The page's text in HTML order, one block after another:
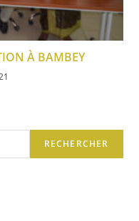
À BAMBEY
RECHERCHER